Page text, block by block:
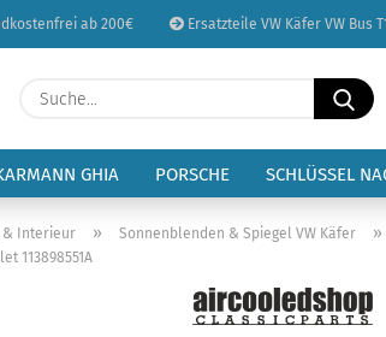
ab 200€ Ersatzteile VW Käfer VW Bus
Sprache auswählen
Lieferland
Passwort
GHIA PORSCHE SCHLÜSSEL
& Interieur » Sonnenblenden & Spiegel VW Käfer »
113898551A